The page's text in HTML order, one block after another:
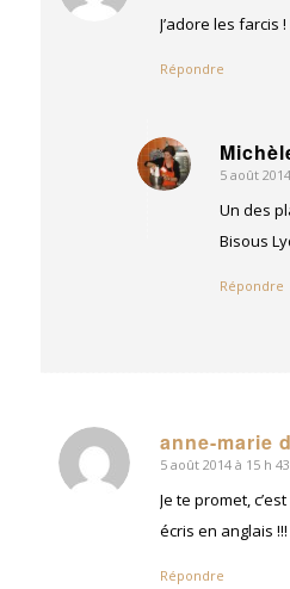
J’adore les farcis
Répondre
dit
5 août
Un des
Bisous
Répondre
anne-marie
dit
:
5 août 2014 à 15 h
Je te promet,
écris en anglais !!!
Répondre